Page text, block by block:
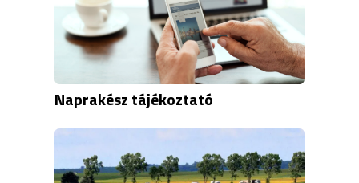
Naprakész tájékoztató